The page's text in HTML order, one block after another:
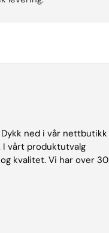
ned i vår nettbutikk
vårt produktutvalg
kvalitet. Vi har over 30